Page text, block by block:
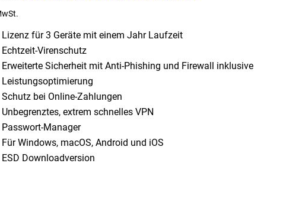
Lizenz für 3 Geräte mit einem Jahr Laufzeit
Echtzeit-Virenschutz
Erweiterte Sicherheit mit Anti-Phishing und Firewall inklusive
Leistungsoptimierung
Schutz bei Online-Zahlungen
Unbegrenztes, extrem schnelles VPN
Passwort-Manager
Für Windows, macOS, Android und iOS
ESD Downloadversion